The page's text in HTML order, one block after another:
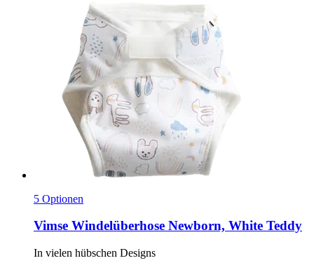
5 Optionen
Vimse Windelüberhose Newborn, White Teddy
In vielen hübschen Designs